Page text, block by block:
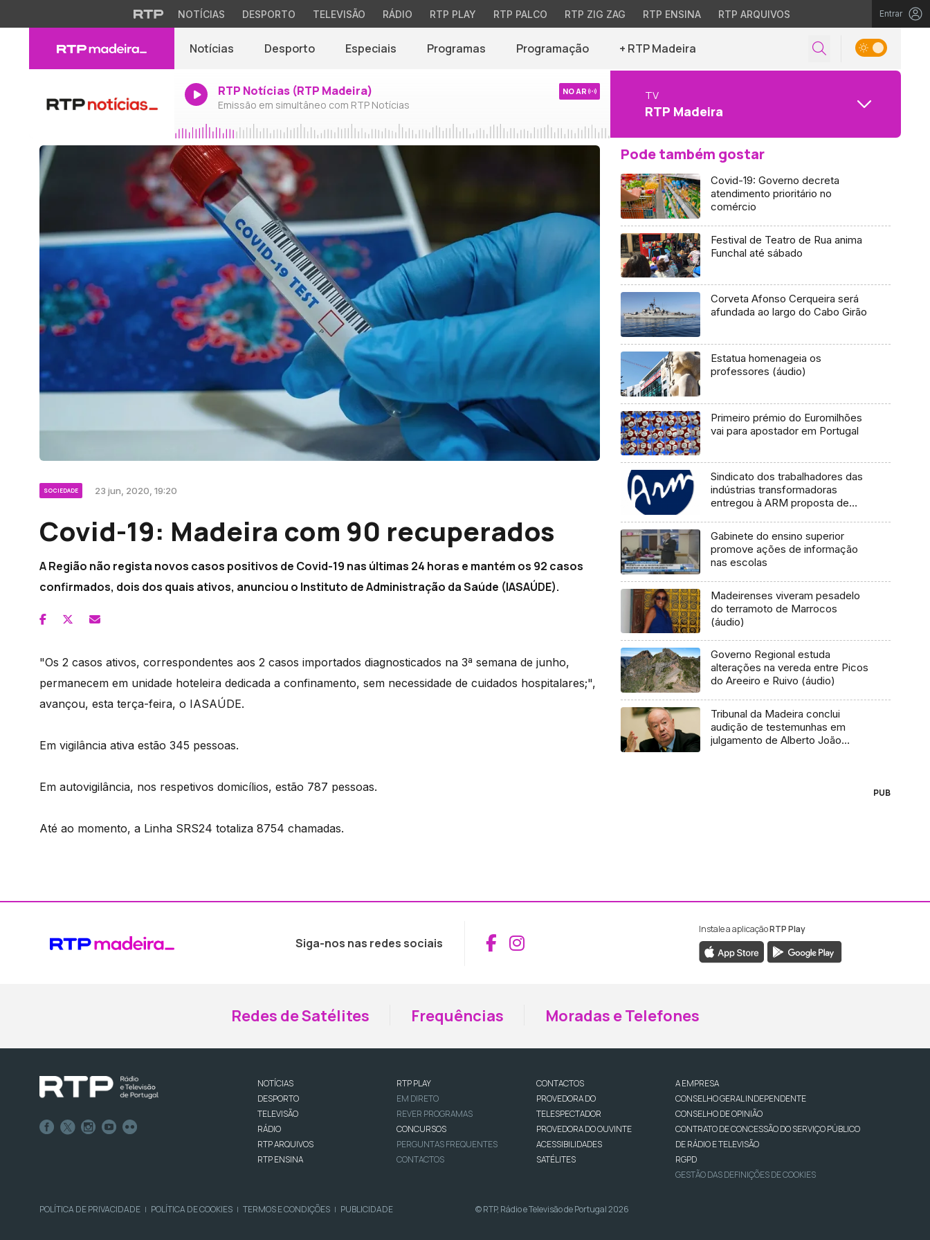
NOTÍCIAS DESPORTO TELEVISÃO RÁDIO RTP PLAY RTP PALCO RTP ZIG ZAG RTP ENSINA RTP ARQUIVOS Entrar
Notícias Desporto Especiais Programas Programação + RTP Madeira
RTP Notícias (RTP Madeira)
Emissão em simultâneo com RTP Notícias
NO AR TV
RTP Madeira
SOCIEDADE 23 jun, 2020, 19:20
Covid-19: Madeira com 90 recuperados
A Região não regista novos casos positivos de Covid-19 nas últimas 24 horas e mantém os 92 casos
confirmados, dois dos quais ativos, anunciou o Instituto de Administração da Saúde (IASAÚDE).
"Os 2 casos ativos, correspondentes aos 2 casos importados diagnosticados na 3ª semana de junho,
permanecem em unidade hoteleira dedicada a confinamento, sem necessidade de cuidados hospitalares;",
avançou, esta terça-feira, o IASAÚDE.
Em vigilância ativa estão 345 pessoas.
Em autovigilância, nos respetivos domicílios, estão 787 pessoas.
Até ao momento, a Linha SRS24 totaliza 8754 chamadas.
Pode também gostar
Covid-19: Governo decreta
atendimento prioritário no
comércio
Festival de Teatro de Rua anima
Funchal até sábado
Corveta Afonso Cerqueira será
afundada ao largo do Cabo Girão
Estatua homenageia os
professores (áudio)
Primeiro prémio do Euromilhões
vai para apostador em Portugal
Sindicato dos trabalhadores das
indústrias transformadoras
entregou à ARM proposta de
Gabinete do ensino superior
promove ações de informação
nas escolas
Madeirenses viveram pesadelo
do terramoto de Marrocos
(áudio)
Governo Regional estuda
alterações na vereda entre Picos
do Areeiro e Ruivo (áudio)
Tribunal da Madeira conclui
audição de testemunhas em
julgamento de Alberto João
PUB
Siga-nos nas redes sociais Aceder ao Facebook da RTP Madeira
Aceder ao Instagram da RTP Madeira
Instale a aplicaçãoRTP Play
Redes de Satélites Frequências Moradas e Telefones
NOTÍCIAS
DESPORTO
TELEVISÃO
RÁDIO
RTP ARQUIVOS
RTP ENSINA
RTP PLAY
EM DIRETO
REVER PROGRAMAS
CONCURSOS
PERGUNTAS FREQUENTES
CONTACTOS
CONTACTOS
PROVEDORA DO
TELESPECTADOR
PROVEDORA DO OUVINTE
ACESSIBILIDADES
SATÉLITES
A EMPRESA
CONSELHO GERAL INDEPENDENTE
CONSELHO DE OPINIÃO
CONTRATO DE CONCESSÃO DO SERVIÇO PÚBLICO
DE RÁDIO E TELEVISÃO
RGPD
GESTÃO DAS DEFINIÇÕES DE COOKIES
POLÍTICA DE PRIVACIDADE | POLÍTICA DE COOKIES | TERMOS E CONDIÇÕES | PUBLICIDADE © RTP, Rádio e Televisão de Portugal 2026